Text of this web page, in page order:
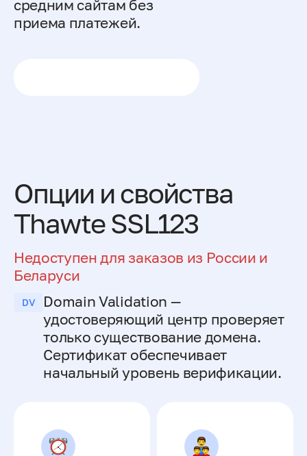
средним сайтам без
приема платежей.
Опции и свойства
Thawte SSL123
Недоступен для заказов из России и
Беларуси
DV
Domain Validation —
удостоверяющий центр проверяет
только существование домена.
Сертификат обеспечивает
начальный уровень верификации.